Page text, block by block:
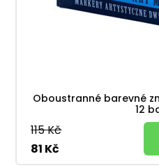
Oboustranné barevné
12
115 Kč
81 Kč